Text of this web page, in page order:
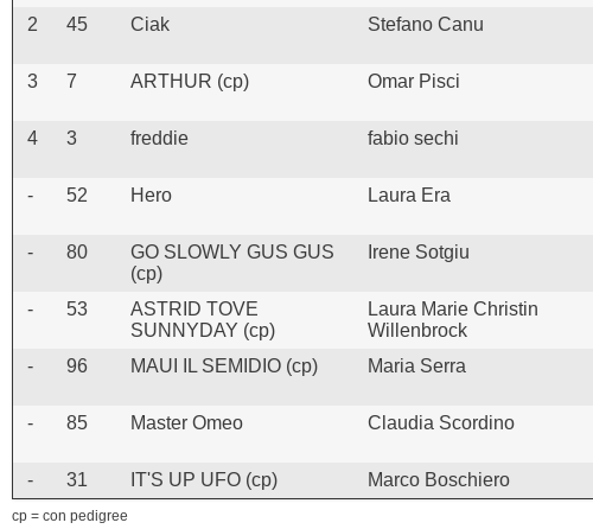
2
45 Ciak Stefano Canu
3
7 ARTHUR (cp) Omar Pisci
4 3 freddie fabio sechi
-
52 Hero Laura Era
- 80
GO SLOWLY GUS GUS
(cp)
Irene Sotgiu
- 53
ASTRID TOVE
SUNNYDAY (cp)
Laura Marie Christin
Willenbrock
- 96 MAUI IL SEMIDIO (cp) Maria Serra
- 85 Master Omeo Claudia Scordino
- 31 IT'S UP UFO (cp) Marco Boschiero
cp = con pedigree